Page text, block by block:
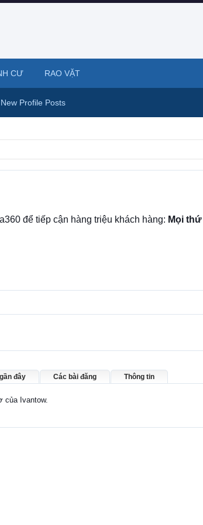
để tiếp cận hàng triệu khách hàng: Mọi thứ
đây Các bài đăng Thông tin
của Ivantow.
New Profile Posts
CƯ RAO VẶT